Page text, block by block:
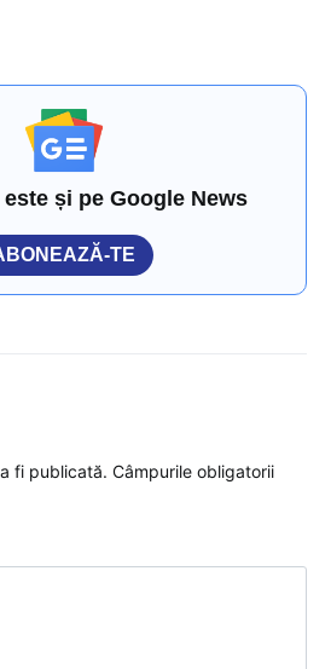
și pe Google News
TE
fi publicată. Câmpurile obligatorii